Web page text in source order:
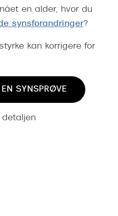
en alder, hvor du
synsforandringer?
kan korrigere for
EN SYNSPRØVE